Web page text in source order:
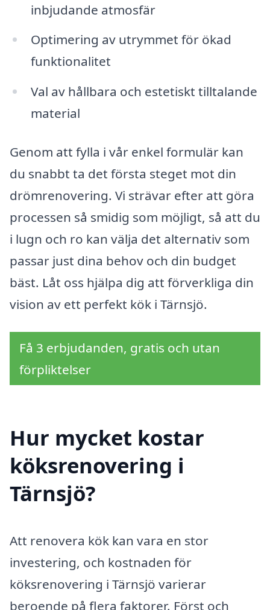
inbjudande atmosfär
Optimering av utrymmet för ökad
funktionalitet
Val av hållbara och estetiskt tilltalande
material
Genom att fylla i vår enkel formulär kan
du snabbt ta det första steget mot din
drömrenovering. Vi strävar efter att göra
processen så smidig som möjligt, så att du
i lugn och ro kan välja det alternativ som
passar just dina behov och din budget
bäst. Låt oss hjälpa dig att förverkliga din
vision av ett perfekt kök i Tärnsjö.
Få 3 erbjudanden, gratis och utan
förpliktelser
Hur mycket kostar
köksrenovering i
Tärnsjö?
Att renovera kök kan vara en stor
investering, och kostnaden för
köksrenovering i Tärnsjö varierar
beroende på flera faktorer. Först och